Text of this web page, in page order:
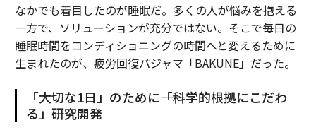
なかでも着目したのが睡眠だ。多くの人が悩みを抱える
一方で、ソリューションが充分ではない。そこで毎日の
睡眠時間をコンディショニングの時間へと変えるために
生まれたのが、疲労回復パジャマ「BAKUNE」だった。
「大切な1日」のために――「科学的根拠にこだわ
る」研究開発